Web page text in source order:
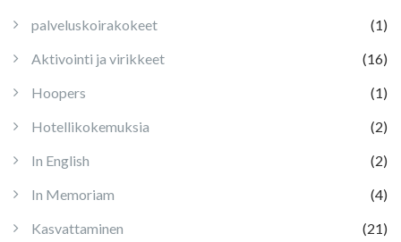
palveluskoirakokeet
(1)
Aktivointi ja virikkeet
(16)
Hoopers
(1)
Hotellikokemuksia
(2)
In English
(2)
In Memoriam
(4)
Kasvattaminen
(21)